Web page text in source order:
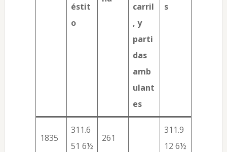
éstit
o
carril
, y
parti
das
amb
ulant
es
s
1835
311.6
51 6½
261
311.9
12 6½